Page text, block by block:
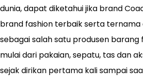
dunia, dapat diketahui jika brand
brand fashion terbaik serta ternama
sebagai salah satu produsen
mulai dari pakaian, sepatu, tas dan
sejak dirikan pertama kali sampai